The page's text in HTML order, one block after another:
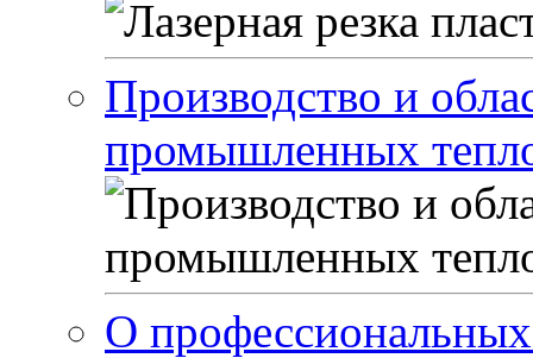
Производство и
промышленных
О